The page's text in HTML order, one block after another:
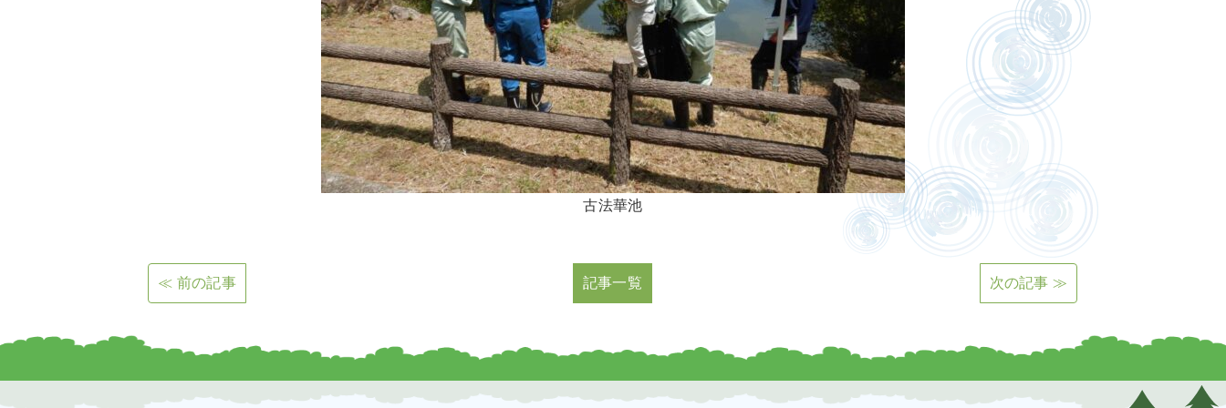
古法華池
≪ 前の記事 記事一覧 次の記事 ≫